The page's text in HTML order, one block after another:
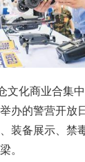
化商业合集中
办的警营开放
装备展示、
。